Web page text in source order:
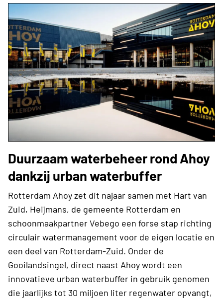
Duurzaam waterbeheer rond Ahoy
dankzij urban waterbuffer
Rotterdam Ahoy zet dit najaar samen met Hart van
Zuid, Heijmans, de gemeente Rotterdam en
schoonmaakpartner Vebego een forse stap richting
circulair watermanagement voor de eigen locatie en
een deel van Rotterdam-Zuid. Onder de
Gooilandsingel, direct naast Ahoy wordt een
innovatieve urban waterbuffer in gebruik genomen
die jaarlijks tot 30 miljoen liter regenwater opvangt,